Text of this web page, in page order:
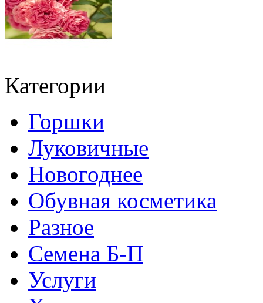
Категории
Горшки
Луковичные
Новогоднее
Обувная косметика
Разное
Семена Б-П
Услуги